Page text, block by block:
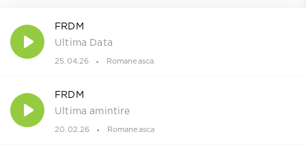
FRDM
Ultima Data
25.04.26 Romaneasca
FRDM
Ultima amintire
20.02.26 Romaneasca